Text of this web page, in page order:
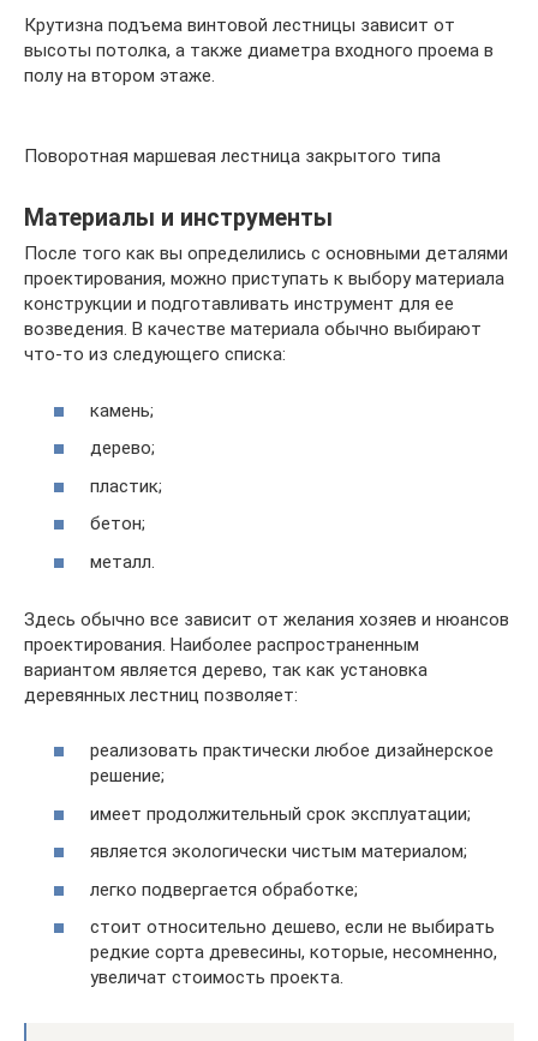
Крутизна подъема винтовой лестницы зависит от
высоты потолка, а также диаметра входного проема в
полу на втором этаже.
Поворотная маршевая лестница закрытого типа
Материалы и инструменты
После того как вы определились с основными деталями
проектирования, можно приступать к выбору материала
конструкции и подготавливать инструмент для ее
возведения. В качестве материала обычно выбирают
что-то из следующего списка:
камень;
дерево;
пластик;
бетон;
металл.
Здесь обычно все зависит от желания хозяев и нюансов
проектирования. Наиболее распространенным
вариантом является дерево, так как установка
деревянных лестниц позволяет:
реализовать практически любое дизайнерское
решение;
имеет продолжительный срок эксплуатации;
является экологически чистым материалом;
легко подвергается обработке;
стоит относительно дешево, если не выбирать
редкие сорта древесины, которые, несомненно,
увеличат стоимость проекта.